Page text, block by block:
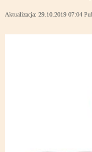
Aktualizacja: 29.10.2019 07:04